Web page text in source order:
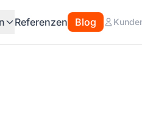
Referenzen Blog